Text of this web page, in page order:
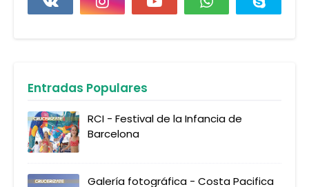
Entradas Populares
RCI - Festival de la Infancia de
Barcelona
Galería fotográfica - Costa Pacifica